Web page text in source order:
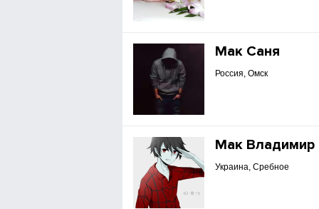
Мак Саня
Россия, Омск
Мак Владимир
Украина, Сребное